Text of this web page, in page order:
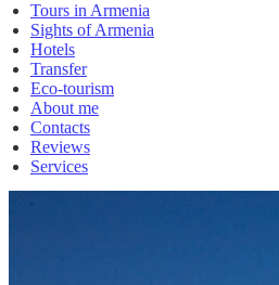
Tours in Armenia
Sights of Armenia
Hotels
Transfer
Eco-tourism
About me
Contacts
Reviews
Services